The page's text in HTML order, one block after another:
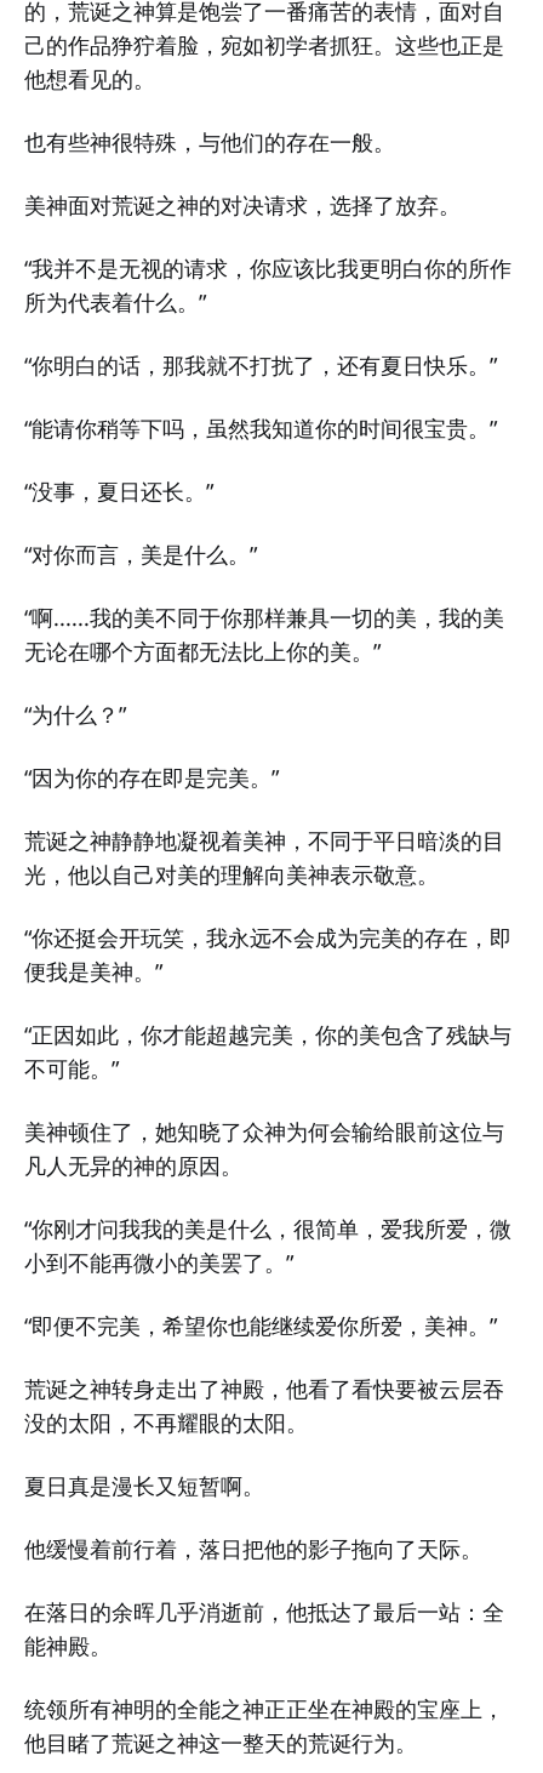
的，荒诞之神算是饱尝了一番痛苦的表情，面对自
己的作品狰狞着脸，宛如初学者抓狂。这些也正是
他想看见的。
也有些神很特殊，与他们的存在一般。
美神面对荒诞之神的对决请求，选择了放弃。
“我并不是无视的请求，你应该比我更明白你的所作
所为代表着什么。”
“你明白的话，那我就不打扰了，还有夏日快乐。”
“能请你稍等下吗，虽然我知道你的时间很宝贵。”
“没事，夏日还长。”
“对你而言，美是什么。”
“啊......我的美不同于你那样兼具一切的美，我的美
无论在哪个方面都无法比上你的美。”
“为什么？”
“因为你的存在即是完美。”
荒诞之神静静地凝视着美神，不同于平日暗淡的目
光，他以自己对美的理解向美神表示敬意。
“你还挺会开玩笑，我永远不会成为完美的存在，即
便我是美神。”
“正因如此，你才能超越完美，你的美包含了残缺与
不可能。”
美神顿住了，她知晓了众神为何会输给眼前这位与
凡人无异的神的原因。
“你刚才问我我的美是什么，很简单，爱我所爱，微
小到不能再微小的美罢了。”
“即便不完美，希望你也能继续爱你所爱，美神。”
荒诞之神转身走出了神殿，他看了看快要被云层吞
没的太阳，不再耀眼的太阳。
夏日真是漫长又短暂啊。
他缓慢着前行着，落日把他的影子拖向了天际。
在落日的余晖几乎消逝前，他抵达了最后一站：全
能神殿。
统领所有神明的全能之神正正坐在神殿的宝座上，
他目睹了荒诞之神这一整天的荒诞行为。